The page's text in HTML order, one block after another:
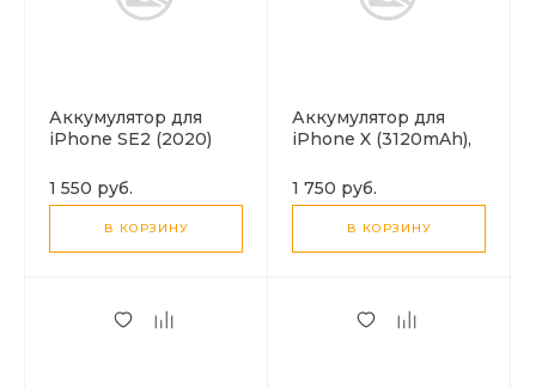
Аккумулятор для
iPhone SE2 (2020)
J112
1 550 руб.
В КОРЗИНУ
Аккумулятор для
iPhone X (3120mAh),
1 750 руб.
В КОРЗИНУ